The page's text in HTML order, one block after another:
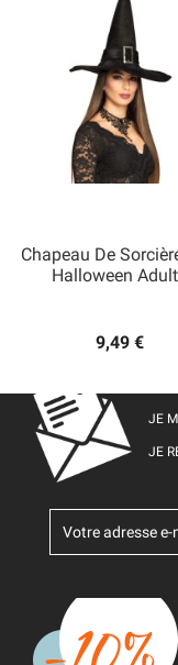
Chapeau De
Halloween
9,49 €
JE
JE